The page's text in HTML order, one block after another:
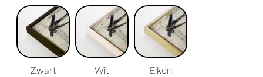
Zwart Wit Eiken